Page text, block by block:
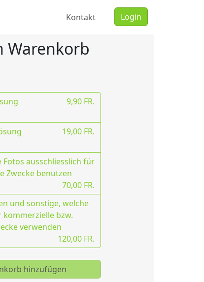
Kontakt Login
Warenkorb
9,90 FR.
19,00 FR.
Fotos ausschliesslich für
Zwecke benutzen
70,00 FR.
und sonstige, welche
kommerzielle bzw.
verwenden
120,00 FR.
hinzufügen